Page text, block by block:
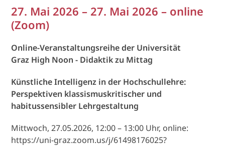
27. Mai 2026 – 27. Mai 2026 – online
(Zoom)
Online-Veranstaltungsreihe der Universität
Graz High Noon - Didaktik zu Mittag
Künstliche Intelligenz in der Hochschullehre:
Perspektiven klassismuskritischer und
habitussensibler Lehrgestaltung
Mittwoch, 27.05.2026, 12:00 – 13:00 Uhr, online:
https://uni-graz.zoom.us/j/61498176025?